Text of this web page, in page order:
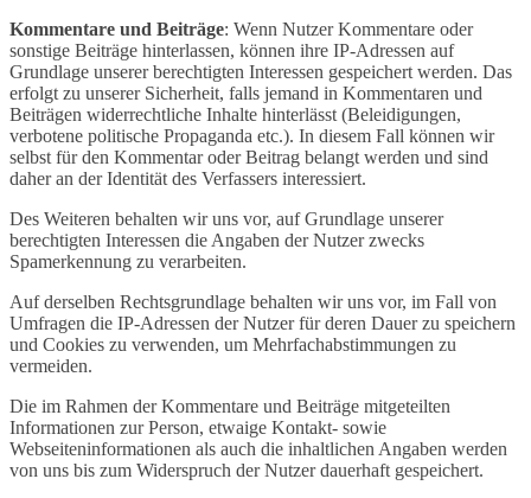
Kommentare und Beiträge: Wenn Nutzer Kommentare oder
sonstige Beiträge hinterlassen, können ihre IP-Adressen auf
Grundlage unserer berechtigten Interessen gespeichert werden. Das
erfolgt zu unserer Sicherheit, falls jemand in Kommentaren und
Beiträgen widerrechtliche Inhalte hinterlässt (Beleidigungen,
verbotene politische Propaganda etc.). In diesem Fall können wir
selbst für den Kommentar oder Beitrag belangt werden und sind
daher an der Identität des Verfassers interessiert.
Des Weiteren behalten wir uns vor, auf Grundlage unserer
berechtigten Interessen die Angaben der Nutzer zwecks
Spamerkennung zu verarbeiten.
Auf derselben Rechtsgrundlage behalten wir uns vor, im Fall von
Umfragen die IP-Adressen der Nutzer für deren Dauer zu speichern
und Cookies zu verwenden, um Mehrfachabstimmungen zu
vermeiden.
Die im Rahmen der Kommentare und Beiträge mitgeteilten
Informationen zur Person, etwaige Kontakt- sowie
Webseiteninformationen als auch die inhaltlichen Angaben werden
von uns bis zum Widerspruch der Nutzer dauerhaft gespeichert.